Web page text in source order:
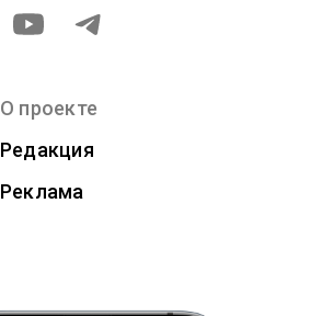
О проекте
Редакция
Реклама